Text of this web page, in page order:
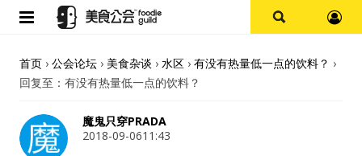
探店报告
首页 › 公会论坛 › 美食杂谈 › 水区 › 有没有热量低一点的饮料？ ›
回复至：有没有热量低一点的饮料？
魔鬼只穿PRADA
2018-09-0611:43